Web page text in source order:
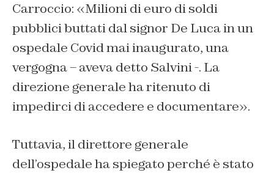
Carroccio: «Milioni di euro di soldi
pubblici buttati dal signor De Luca in un
ospedale Covid mai inaugurato, una
vergogna – aveva detto Salvini -. La
direzione generale ha ritenuto di
impedirci di accedere e documentare».
Tuttavia, il direttore generale
dell’ospedale ha spiegato perché è stato